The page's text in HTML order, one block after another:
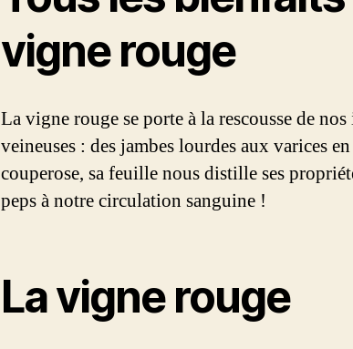
vigne rouge
La vigne rouge se porte à la rescousse de
veineuses : des jambes lourdes aux varices
couperose, sa feuille nous distille ses
peps à notre circulation sanguine !
La vigne rouge